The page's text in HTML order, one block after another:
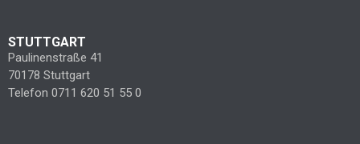
STUTTGART
Paulinenstraße 41
70178 Stuttgart
Telefon 0711 620 51 55 0